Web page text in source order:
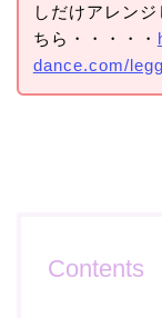
しだけアレン
ちら・・・・・
dance.com/
Contents